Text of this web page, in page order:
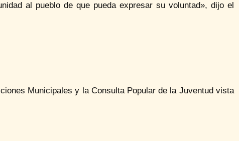
al pueblo de que pueda expresar su voluntad», dijo el
Municipales y la Consulta Popular de la Juventud vista